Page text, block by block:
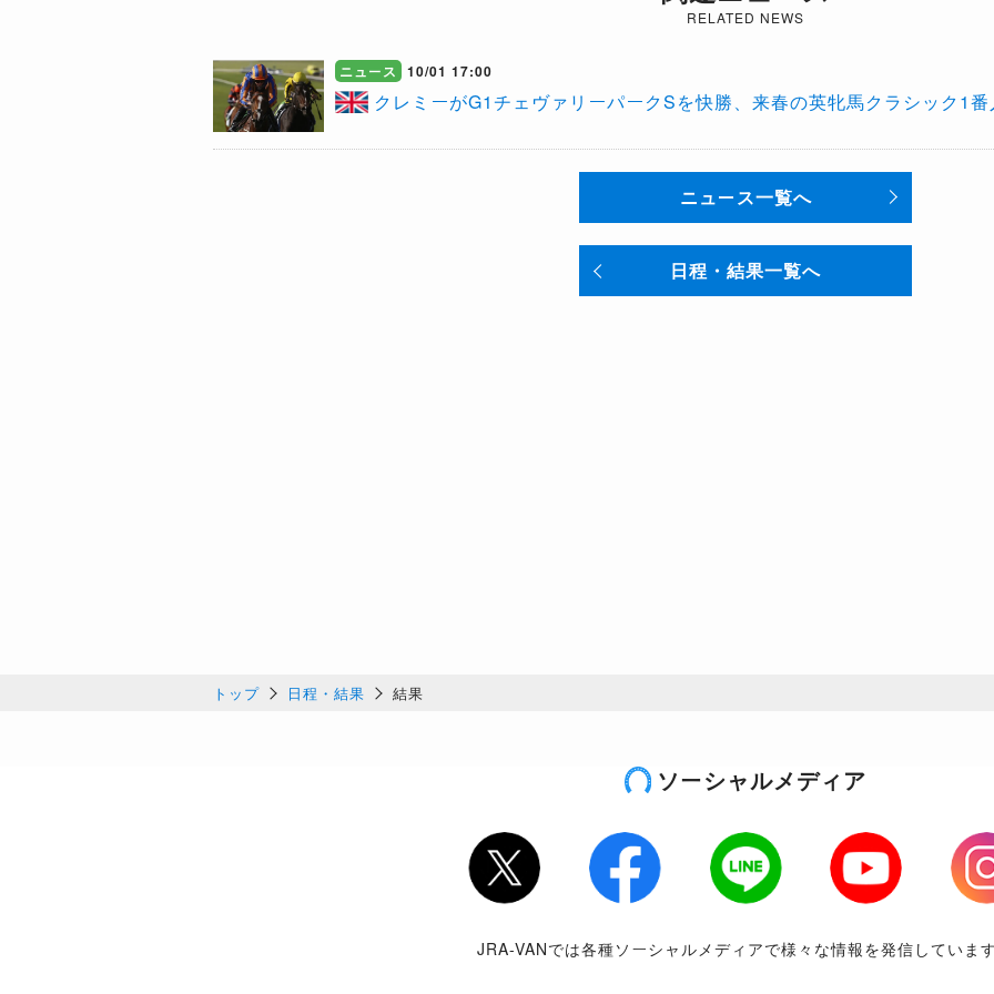
RELATED NEWS
ニュース 10/01 17:00
クレミーがG1チェヴァリーパークSを快勝、来春の英牝馬クラシック1
ニュース一覧へ
日程・結果一覧へ
トップ 日程・結果 結果
ソーシャルメディア
Twitter LINE Youtube
JRA-VANでは各種ソーシャルメディアで様々な情報を発信していま